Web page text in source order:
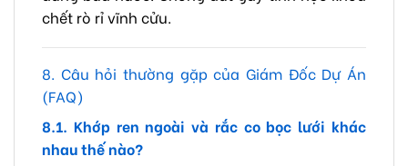
chết rò rỉ vĩnh cửu.
8. Câu hỏi thường gặp của Giám Đốc Dự Án
(FAQ)
8.1. Khớp ren ngoài và rắc co bọc lưới khác
nhau thế nào?